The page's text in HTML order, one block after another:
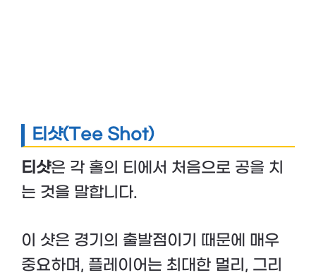
티샷(Tee Shot)
티샷은 각 홀의 티에서 처음으로 공을 치
는 것을 말합니다.
이 샷은 경기의 출발점이기 때문에 매우
중요하며, 플레이어는 최대한 멀리, 그리